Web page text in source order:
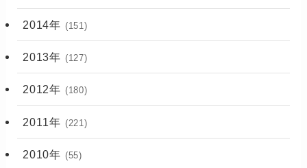
2014年 (151)
2013年 (127)
2012年 (180)
2011年 (221)
2010年 (55)